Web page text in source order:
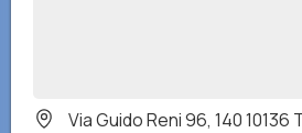
Via Guido Reni 96, 140 10136